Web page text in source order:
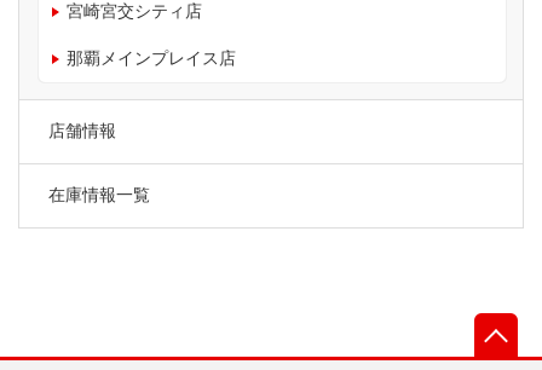
宮崎宮交シティ店
那覇メインプレイス店
店舗情報
在庫情報一覧